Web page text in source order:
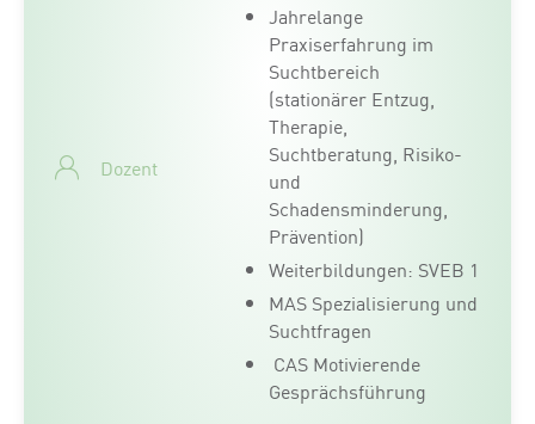
Dozent
Jahrelange
Praxiserfahrung im
Suchtbereich
(stationärer Entzug,
Therapie,
Suchtberatung, Risiko-
und
Schadensminderung,
Prävention)
Weiterbildungen: SVEB 1
MAS Spezialisierung und
Suchtfragen
CAS Motivierende
Gesprächsführung